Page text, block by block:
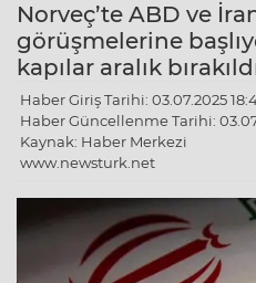
Norveç’te ABD ve
görüşmelerine
kapılar aralık
Haber Giriş Tarihi: 03.07.2025
Haber Güncellenme Tarihi:
Kaynak: Haber Merkezi
www.newsturk.net